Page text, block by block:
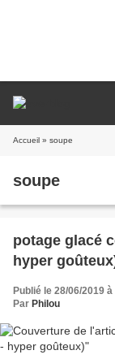
Accueil » soupe
soupe
potage glacé
hyper
Publié le 28/06/2019
Par Philou